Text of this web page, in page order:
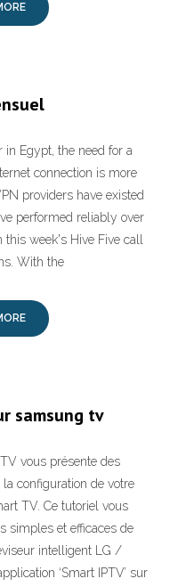
Egypt, the need for a
connection is more
providers have existed
performed reliably over
week's Hive Five call
With the
samsung tv
vous présente des
configuration de votre
TV. Ce tutoriel vous
simples et efficaces de
intelligent LG /
‘Smart IPTV’ sur